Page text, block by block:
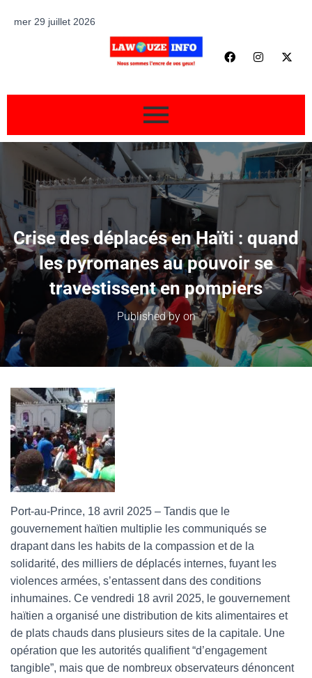
mer 29 juillet 2026
Crise des déplacés en Haïti : quand
les pyromanes au pouvoir se
travestissent en pompiers
Published by on
Port-au-Prince, 18 avril 2025 – Tandis que le
gouvernement haïtien multiplie les communiqués se
drapant dans les habits de la compassion et de la
solidarité, des milliers de déplacés internes, fuyant les
violences armées, s’entassent dans des conditions
inhumaines. Ce vendredi 18 avril 2025, le gouvernement
haïtien a organisé une distribution de kits alimentaires et
de plats chauds dans plusieurs sites de la capitale. Une
opération que les autorités qualifient “d’engagement
tangible”, mais que de nombreux observateurs dénoncent